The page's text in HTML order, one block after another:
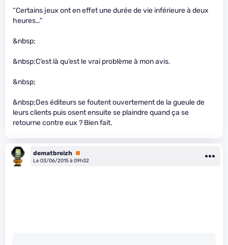
“Certains jeux ont en effet une durée de vie inférieure à deux
heures…”
&nbsp;
&nbsp;C’est là qu’est le vrai problème à mon avis.
&nbsp;
&nbsp;Des éditeurs se foutent ouvertement de la gueule de
leurs clients puis osent ensuite se plaindre quand ça se
retourne contre eux ? Bien fait.
dematbreizh Premium
Le 03/06/2015 à 09h32